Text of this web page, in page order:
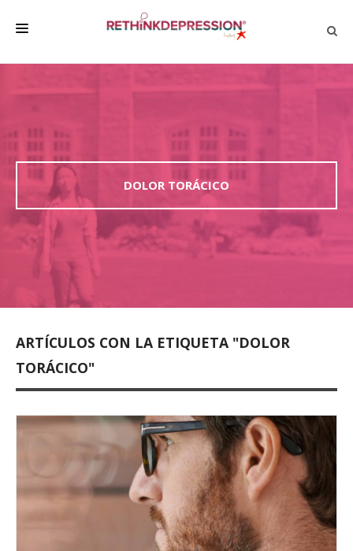
HABLAR CON LOS DEMÁS
BIENESTAR
FAMILIA Y AMIGOS
EMPRESA
DEPRESSÃO SEM RODEIOS
DOLOR TORÁCICO
ARTÍCULOS CON LA ETIQUETA "DOLOR
TORÁCICO"